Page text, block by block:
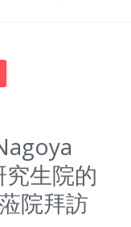
生院的
院拜訪